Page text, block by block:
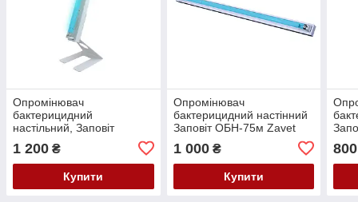
Опромінювач
бактерицидний
настільний, Заповіт
ОБН-35м з лампою Zavet
1 200 ₴
Купити
Опромінювач
бактерицидний настінний
Заповіт ОБН-75м Zavet
1 000₴
Купити
800